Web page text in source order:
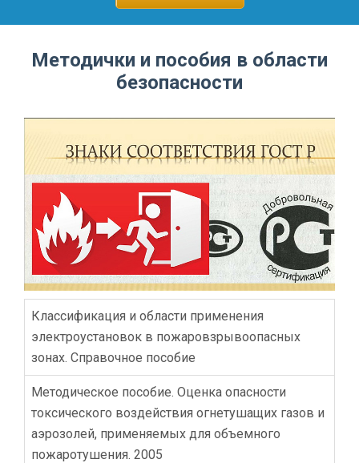
Методички и пособия в области
безопасности
Классификация и области применения
электроустановок в пожаровзрывоопасных
зонах. Справочное пособие
Методическое пособие. Оценка опасности
токсического воздействия огнетушащих газов и
аэрозолей, применяемых для объемного
пожаротушения. 2005